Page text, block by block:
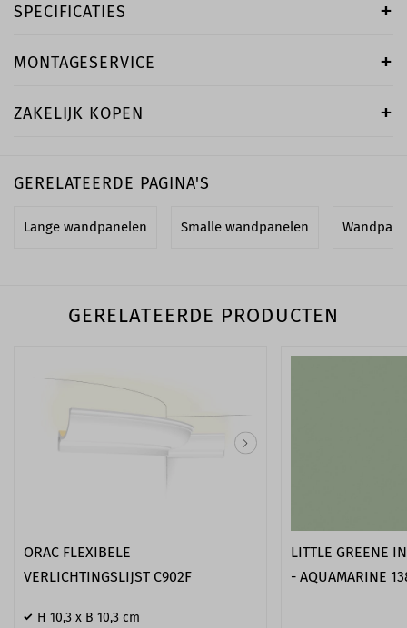
SPECIFICATIES
MONTAGESERVICE
ZAKELIJK KOPEN
GERELATEERDE PAGINA'S
Lange wandpanelen Smalle wandpanelen
GERELATEERDE PRODUCTEN
ORAC FLEXIBELE
VERLICHTINGSLIJST C902F
H 10,3 x B 10,3 cm
LITTLE GREENE
- AQUAMARINE